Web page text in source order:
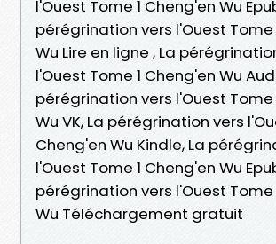
l'Ouest Tome 1 Cheng'en Wu
pérégrination vers l'Ouest Tome
Wu Lire en ligne , La
l'Ouest Tome 1 Cheng'en Wu
pérégrination vers l'Ouest Tome
Wu VK, La pérégrination vers
Cheng'en Wu Kindle, La
l'Ouest Tome 1 Cheng'en Wu
pérégrination vers l'Ouest Tome
Wu Téléchargement gratuit